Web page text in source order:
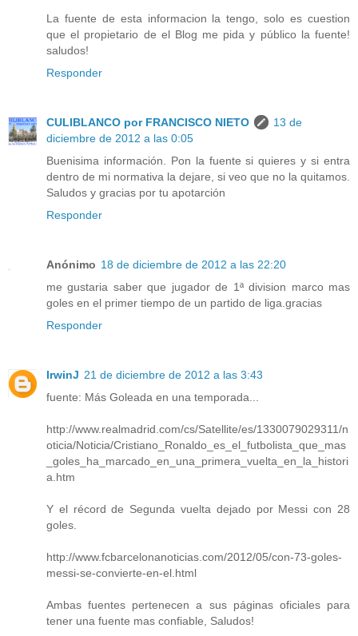
La fuente de esta informacion la tengo, solo es cuestion
que el propietario de el Blog me pida y público la fuente!
saludos!
Responder
CULIBLANCO por FRANCISCO NIETO
13 de
diciembre de 2012 a las 0:05
Buenisima información. Pon la fuente si quieres y si entra
dentro de mi normativa la dejare, si veo que no la quitamos.
Saludos y gracias por tu apotarción
Responder
Anónimo 18 de diciembre de 2012 a las 22:20
me gustaria saber que jugador de 1ª division marco mas
goles en el primer tiempo de un partido de liga.gracias
Responder
IrwinJ 21 de diciembre de 2012 a las 3:43
fuente: Más Goleada en una temporada...
http://www.realmadrid.com/cs/Satellite/es/1330079029311/n
oticia/Noticia/Cristiano_Ronaldo_es_el_futbolista_que_mas
_goles_ha_marcado_en_una_primera_vuelta_en_la_histori
a.htm
Y el récord de Segunda vuelta dejado por Messi con 28
goles.
http://www.fcbarcelonanoticias.com/2012/05/con-73-goles-
messi-se-convierte-en-el.html
Ambas fuentes pertenecen a sus páginas oficiales para
tener una fuente mas confiable, Saludos!